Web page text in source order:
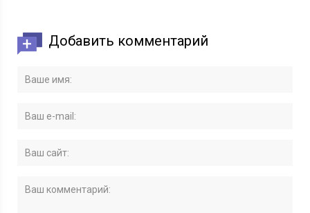
Добавить комментарий